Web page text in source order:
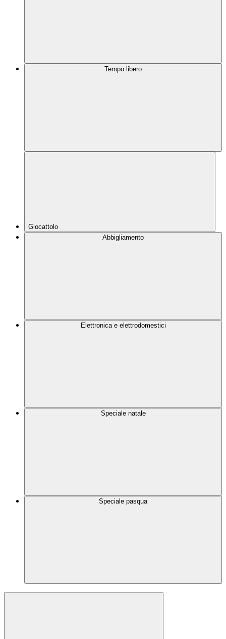
Tempo libero
Giocattolo
Abbigliamento
Elettronica e elettrodomestici
Speciale natale
Speciale pasqua